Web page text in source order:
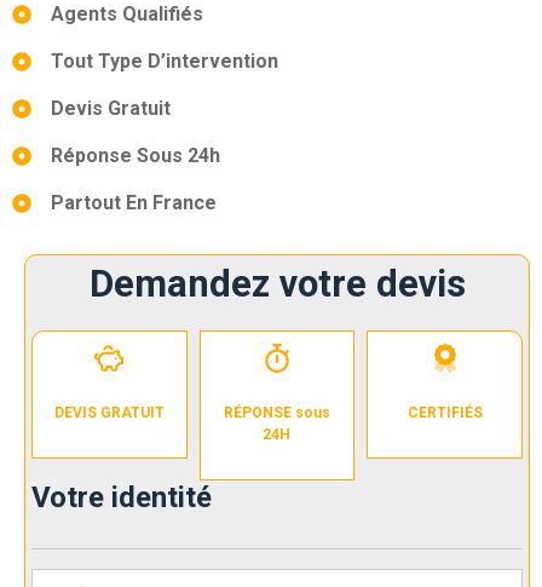
Agents Qualifiés
Tout Type D’intervention
Devis Gratuit
Réponse Sous 24h
Partout En France
Demandez votre devis
DEVIS GRATUIT
RÉPONSE sous
24H
CERTIFIÉS
Votre identité